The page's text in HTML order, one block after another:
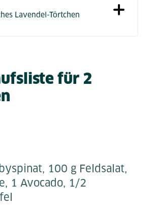
Lavendel-Törtchen
für 2
100 g Feldsalat,
1 Avocado, 1/2